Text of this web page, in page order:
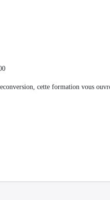
cette formation vous